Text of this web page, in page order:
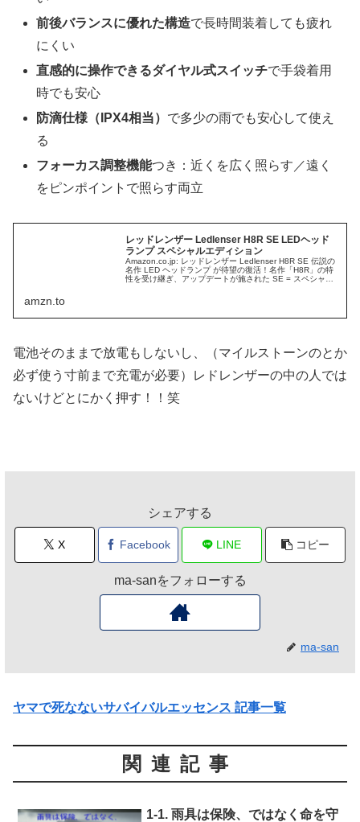
前後バランスに優れた構造で長時間装着しても疲れ
にくい
直感的に操作できるダイヤル式スイッチで手袋着用
時でも安心
防滴仕様（IPX4相当） で多少の雨でも安心して使え
る
フォーカス調整機能つき：近くを広く照らす／遠く
をピンポイントで照らす両立
レッドレンザー Ledlenser H8R SE LEDヘッド
ランプ スペシャルエディション
Amazon.co.jp: レッドレンザー Ledlenser H8R SE 伝説の
名作 LED ヘッドランプ が待望の復活！名作「H8R」の特
性を受け継ぎ、アップデートが施された SE = スペシャル
amzn.to
電池そのままで放電もしないし、（マイルストーンのとか
必ず使う寸前まで充電が必要）レドレンザーの中の人では
ないけどとにかく押す！！笑
シェアする
X Facebook LINE コピー
ma-sanをフォローする
ma-san
ヤマで死なないサバイバルエッセンス 記事一覧
関連記事
1-1. 雨具は保険、ではなく命を守